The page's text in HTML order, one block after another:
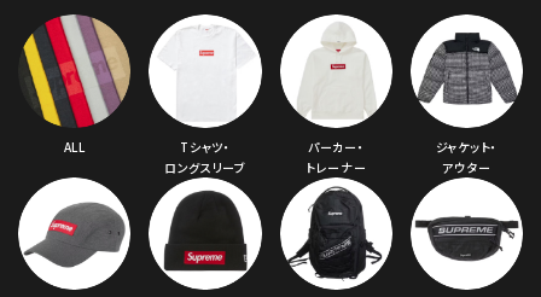
ALL
Tシャツ・
ロングスリーブ
パーカー・
トレーナー
ジャケット・
アウター